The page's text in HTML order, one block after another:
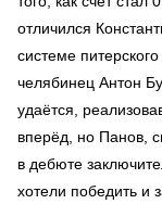
отличился
системе
челябинец Антон
удаётся,
вперёд, но Панов,
в дебюте
хотели победить и